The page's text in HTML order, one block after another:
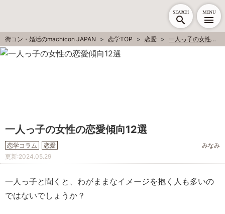
SEARCH MENU
街コン・婚活のmachicon JAPAN 恋学TOP 恋愛 一人っ子の女性の恋愛傾向12選
一人っ子の女性の恋愛傾向12選
恋学コラム 恋愛
みなみ
更新:2024.05.29
一人っ子と聞くと、わがままなイメージを抱く人も多いの
ではないでしょうか？